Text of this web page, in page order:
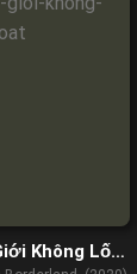
Không Lối